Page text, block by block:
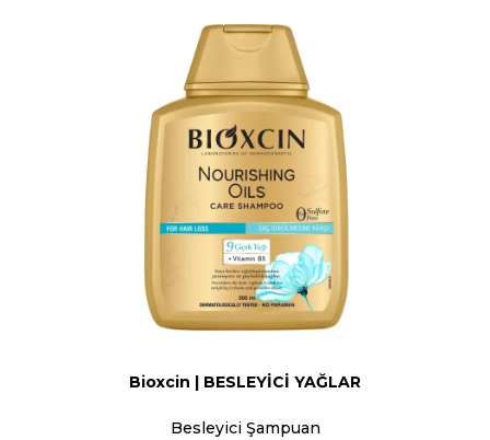
Bioxcin | BESLEYİCİ YAĞLAR
Besleyici Şampuan